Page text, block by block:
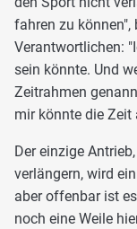
fahren zu
Verantwortlichen:
sein könnte. Und
Zeitrahmen
mir könnte die Zeit
Der einzige
verlängern, wird
aber offenbar ist
noch eine Weile